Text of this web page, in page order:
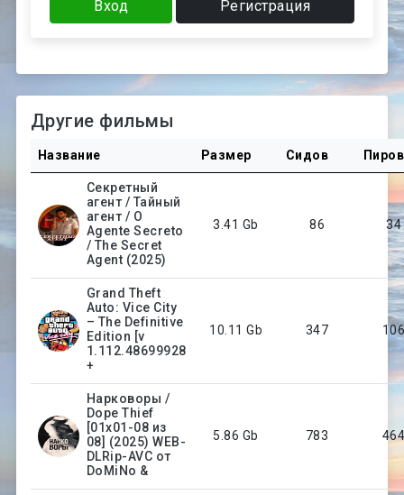
Вход Регистрация
Другие фильмы
Название Размер Сидов Пиров
Секретный
агент / Тайный
агент / O
Agente Secreto
/ The Secret
Agent (2025)
3.41 Gb 86 34
Grand Theft
Auto: Vice City
– The Definitive
Edition [v
1.112.48699928
+
10.11 Gb 347
Нарковоры /
Dope Thief
[01x01-08 из
08] (2025) WEB-
DLRip-AVC от
DoMiNo &
5.86 Gb 783